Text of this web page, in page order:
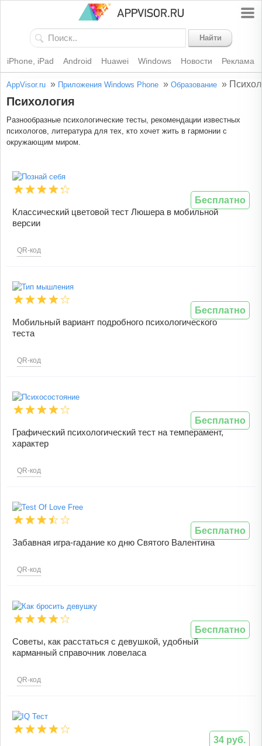
Найти
iPhone, iPad Android Huawei Windows Новости Реклама
AppVisor.ru » Приложения Windows Phone » Образование »
Психология
Разнообразные психологические тесты, рекомендации известных
психологов, литература для тех, кто хочет жить в гармонии с
окружающим миром.
Классический цветовой тест Люшера в мобильной
версии
QR-код
Бесплатно
Мобильный вариант подробного психологического
теста
QR-код
Бесплатно
Графический психологический тест на темперамент,
характер
QR-код
Бесплатно
Забавная игра-гадание ко дню Святого Валентина
QR-код
Бесплатно
Советы, как расстаться с девушкой, удобный
карманный справочник ловеласа
QR-код
Бесплатно
34 руб.